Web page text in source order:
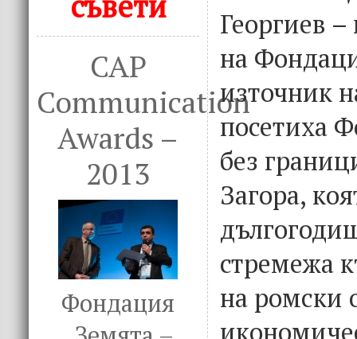
CAP
Communication
Awards –
2013
Фондация
Георгиев
на
източник
посетиха
без
Загора,
стремежа
на ромски